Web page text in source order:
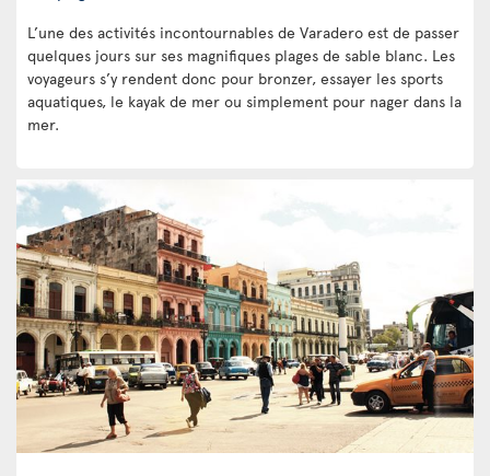
L’une des activités incontournables de Varadero est de passer
quelques jours sur ses magnifiques plages de sable blanc. Les
voyageurs s’y rendent donc pour bronzer, essayer les sports
aquatiques, le kayak de mer ou simplement pour nager dans la
mer.